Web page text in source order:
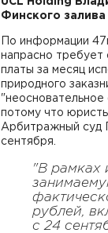
Финского
По информации
напрасно
платы за месяц
природного
"неосновательное
потому что
Арбитражный суд
сентября.
"В рамках
рублей,
с 24